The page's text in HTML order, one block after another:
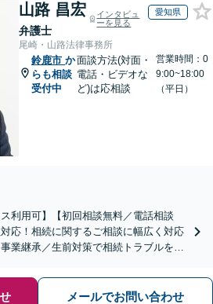
山路 昌宏
弁護士
インタビュ
ーを見る
愛知県
尾崎・山路法律事務所
鈴鹿市 か
らも相談
受付中
面談方法(対面・
電話・ビデオな
ど)は応相談
営業時間：0
9:00~18:00
（平日）
利用可】【初回相談無料／電話相談
応！相続に関するご相談に幅広く対応
業継承／生前対策で相続トラブルを回
メールでお問い合わせ